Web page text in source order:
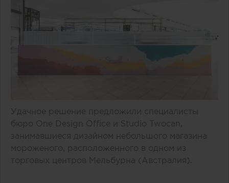
Удачное решение предложили специалисты
бюро One Design Office и Studio Twocan,
занимавшиеся дизайном небольшого магазина
мороженого, расположенного в одном из
торговых центров Мельбурна (Австралия).